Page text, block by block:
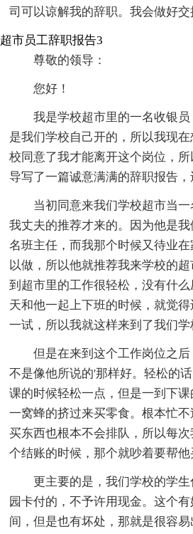
司可以谅解我的辞职。我会做好交
超市员工辞职报告3
尊敬的领导：
您好！
我是学校超市里的一名收银
是我们学校自己开的，所以我现
校同意了我才能离开这个岗位，
导写了一篇诚意满满的辞职报告，
当初同意来我们学校超市当
我丈夫的推荐才来的。因为他是
名班主任，而我那个时候又待业
以做，所以他就推荐我来学校的
到超市里的工作很轻松，没有什
天和他一起上下班的时候，就觉
一试，所以我就这样来到了我们学
但是在来到这个工作岗位之
不是像他所说的'那样好。轻松的
课的时候轻松一点，但是一到下
一窝蜂的挤过来买零食。根本忙
买东西也根本不会排队，所以每
个结账的时候，那个就吵着要帮他
更主要的是，我们学校的学
园卡付的，不予许用现金。这个
间，但是也有坏处，那就是很容